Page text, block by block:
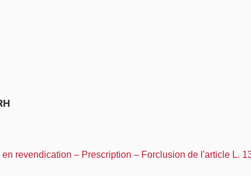
revendication – Prescription – Forclusion de l'article L.